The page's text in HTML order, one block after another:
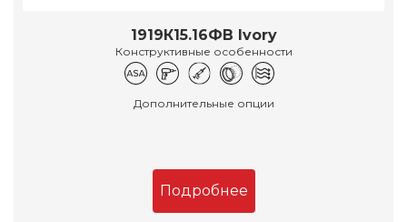
1919К15.16ФВ Ivory
Конструктивные особенности
Дополнительные опции
Подробнее